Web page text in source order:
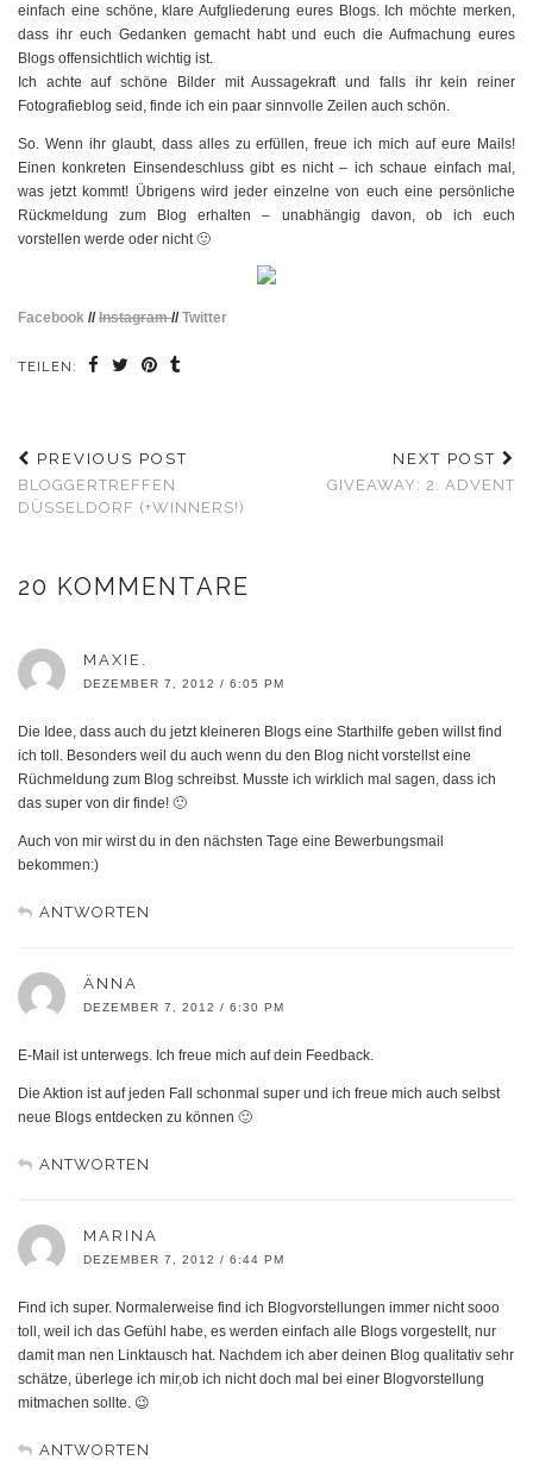
einfach eine schöne, klare Aufgliederung eures Blogs. Ich möchte merken,
dass ihr euch Gedanken gemacht habt und euch die Aufmachung eures
Blogs offensichtlich wichtig ist.
Ich achte auf schöne Bilder mit Aussagekraft und falls ihr kein reiner
Fotografieblog seid, finde ich ein paar sinnvolle Zeilen auch schön.
So. Wenn ihr glaubt, dass alles zu erfüllen, freue ich mich auf eure Mails!
Einen konkreten Einsendeschluss gibt es nicht – ich schaue einfach mal,
was jetzt kommt! Übrigens wird jeder einzelne von euch eine persönliche
Rückmeldung zum Blog erhalten – unabhängig davon, ob ich euch
vorstellen werde oder nicht 🙂
Facebook //Instagram//Twitter
TEILEN:
PREVIOUS POST
BLOGGERTREFFEN
DÜSSELDORF (+WINNERS!)
NEXT POST
GIVEAWAY: 2. ADVENT
20 KOMMENTARE
MAXIE.
DEZEMBER 7, 2012 / 6:05 PM
Die Idee, dass auch du jetzt kleineren Blogs eine Starthilfe geben willst find
ich toll. Besonders weil du auch wenn du den Blog nicht vorstellst eine
Rüchmeldung zum Blog schreibst. Musste ich wirklich mal sagen, dass ich
das super von dir finde! 🙂
Auch von mir wirst du in den nächsten Tage eine Bewerbungsmail
bekommen:)
ANTWORTEN
ÄNNA
DEZEMBER 7, 2012 / 6:30 PM
E-Mail ist unterwegs. Ich freue mich auf dein Feedback.
Die Aktion ist auf jeden Fall schonmal super und ich freue mich auch selbst
neue Blogs entdecken zu können 🙂
ANTWORTEN
MARINA
DEZEMBER 7, 2012 / 6:44 PM
Find ich super. Normalerweise find ich Blogvorstellungen immer nicht sooo
toll, weil ich das Gefühl habe, es werden einfach alle Blogs vorgestellt, nur
damit man nen Linktausch hat. Nachdem ich aber deinen Blog qualitativ sehr
schätze, überlege ich mir,ob ich nicht doch mal bei einer Blogvorstellung
mitmachen sollte. 😉
ANTWORTEN